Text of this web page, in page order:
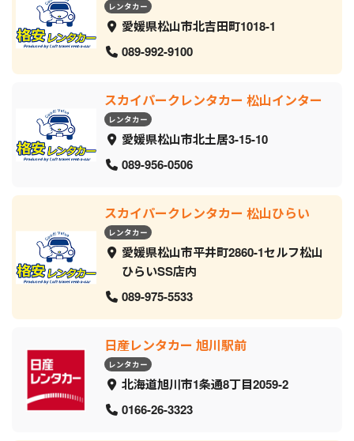
レンタカー
愛媛県松山市北吉田町1018-1
089-992-9100
スカイパークレンタカー 松山インター
レンタカー
愛媛県松山市北土居3-15-10
089-956-0506
スカイパークレンタカー 松山ひらい
レンタカー
愛媛県松山市平井町2860-1セルフ松山
ひらいSS店内
089-975-5533
日産レンタカー 旭川駅前
レンタカー
北海道旭川市1条通8丁目2059‐2
0166-26-3323